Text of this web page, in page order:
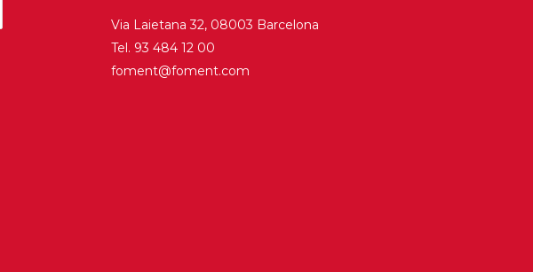
Via Laietana 32, 08003 Barcelona
Tel. 93 484 12 00
foment@foment.com